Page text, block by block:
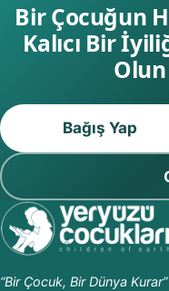
Bir Çocuğun
Kalıcı Bir
Olun
Bağış Yap
“Bir Çocuk, Bir Dünya Kurar”